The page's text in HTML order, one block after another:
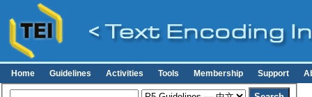
Home Guidelines Activities Tools Membership Support